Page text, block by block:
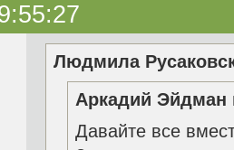
Людмила
Аркадий Эйдман
Давайте все